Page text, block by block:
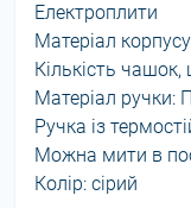
Електроплити
Матеріал
Кількість
Матеріал ручки:
Ручка із
Можна мити в
Колір: сірий